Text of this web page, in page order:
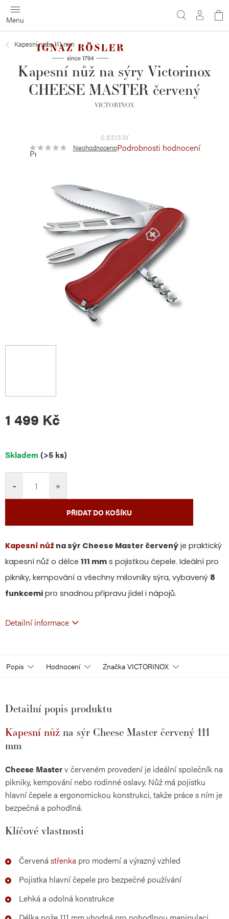
Přejít
na
obsah
Kapesní nože 111 mm
Kapesní nůž na sýry Victorinox
CHEESE MASTER červený
VICTORINOX
0.8313.W
Průměrné
hodnocení
hvězdiček.
NeohodnocenoPodrobnosti hodnocení
1 499 Kč
Měrná
Skladem (>5 ks)
+
−
PŘIDAT DO KOŠÍKU
Kapesní nůž na sýr Cheese Master červený je praktický
kapesní nůž o délce 111 mm s pojistkou čepele. Ideální pro
pikniky, kempování a všechny milovníky sýra, vybavený 8
funkcemi pro snadnou přípravu jídel i nápojů.
Detailní informace
Popis Hodnocení Značka VICTORINOX
Detailní popis produktu
Kapesní nůž na sýr Cheese Master červený 111
mm
Cheese Masterv červeném provedení je ideální společník na
pikniky, kempování nebo rodinné oslavy. Nůž má pojistku
hlavní čepele a ergonomickou konstrukci, takže práce s ním je
bezpečná a pohodlná.
Klíčové vlastnosti
Červená střenka pro moderní a výrazný vzhled
Pojistka hlavní čepele pro bezpečné používání
Lehká a odolná konstrukce